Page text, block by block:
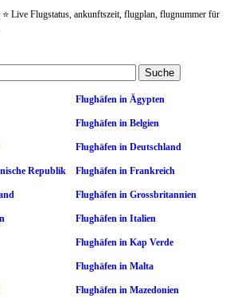
Live Flugstatus, ankunftszeit, flugplan, flugnummer für
Flughäfen in Ägypten
Flughäfen in Belgien
Flughäfen in Deutschland
Republik Flughäfen in Frankreich
Flughäfen in Grossbritannien
Flughäfen in Italien
Flughäfen in Kap Verde
Flughäfen in Malta
Flughäfen in Mazedonien